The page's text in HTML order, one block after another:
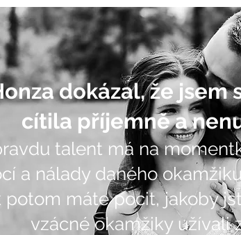
dokázal, že jsem
cítila příjemně a
talent má na
a nálady daného
potom máte pocit, jakoby
vzácné okamžiky užívali